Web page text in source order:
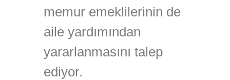
memur emeklilerinin de
aile yardımından
yararlanmasını talep
ediyor.